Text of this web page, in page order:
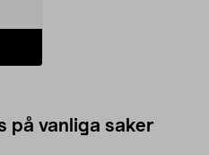
på vanliga saker